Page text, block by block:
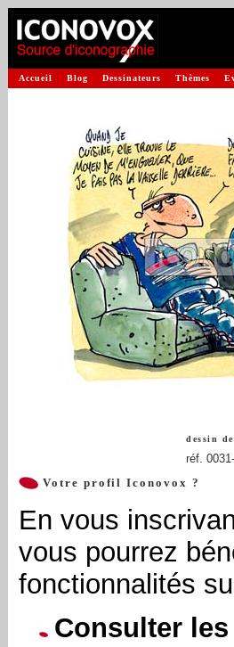
Accueil Blog Dessinateurs Thèmes
dessin de
réf.
Votre profil Iconovox ?
En vous
vous pourrez
fonctionnalités
Consulter